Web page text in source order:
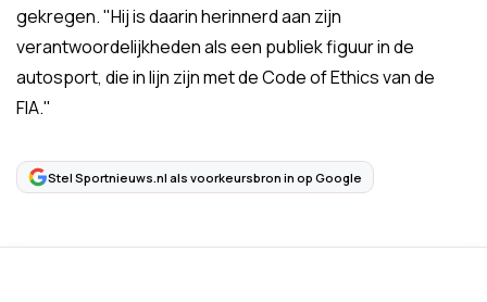
gekregen. "Hij is daarin herinnerd aan zijn
verantwoordelijkheden als een publiek figuur in de
autosport, die in lijn zijn met de Code of Ethics van de
FIA."
Stel Sportnieuws.nl als voorkeursbron in op Google